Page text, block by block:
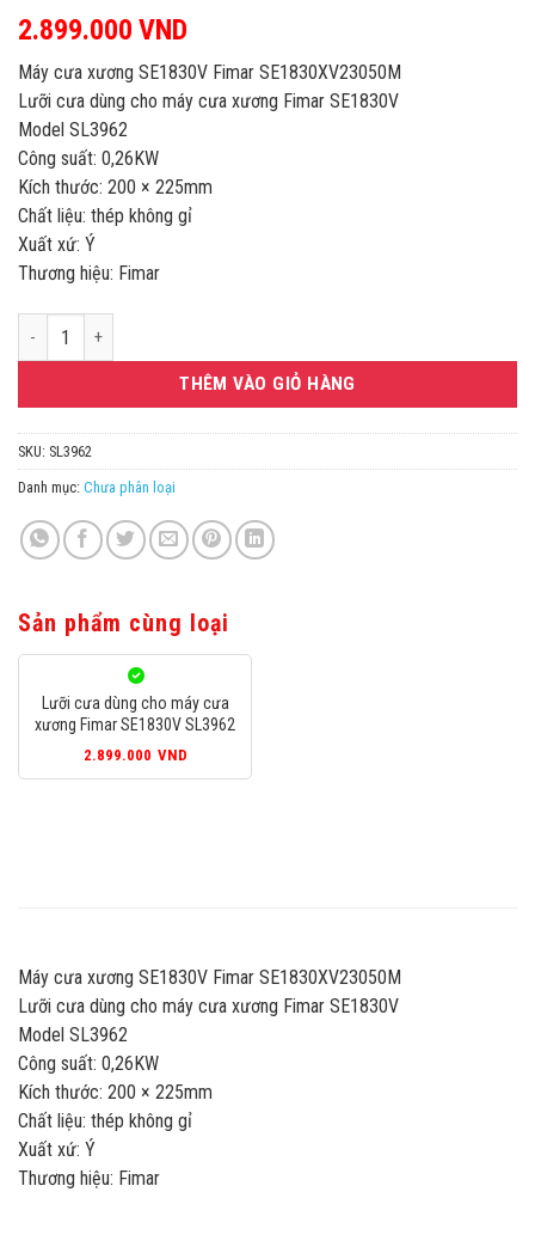
2.899.000 VND
Máy cưa xương SE1830V Fimar SE1830XV23050M
Lưỡi cưa dùng cho máy cưa xương Fimar SE1830V
Model SL3962
Công suất: 0,26KW
Kích thước: 200 × 225mm
Chất liệu: thép không gỉ
Xuất xứ: Ý
Thương hiệu: Fimar
Lưỡi cưa dùng cho máy cưa xương Fimar SE1830V SL3962 số lượng
THÊM VÀO GIỎ HÀNG
SKU: SL3962
Danh mục: Chưa phân loại
Sản phẩm cùng loại
Lưỡi cưa dùng cho máy cưa
xương Fimar SE1830V SL3962
2.899.000 VND
Máy cưa xương SE1830V Fimar SE1830XV23050M
Lưỡi cưa dùng cho máy cưa xương Fimar SE1830V
Model SL3962
Công suất: 0,26KW
Kích thước: 200 × 225mm
Chất liệu: thép không gỉ
Xuất xứ: Ý
Thương hiệu: Fimar